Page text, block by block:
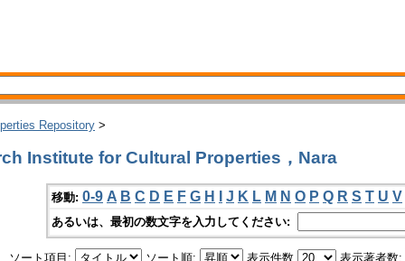
Repository >
Institute for Cultural Properties，Nara
移動: 0-9 A B C D E F G H J K L M N O P Q R S T U V
あるいは、最初の数文字を入力してください:
ソート項目: ソート順: 表示件数 表示著者数: